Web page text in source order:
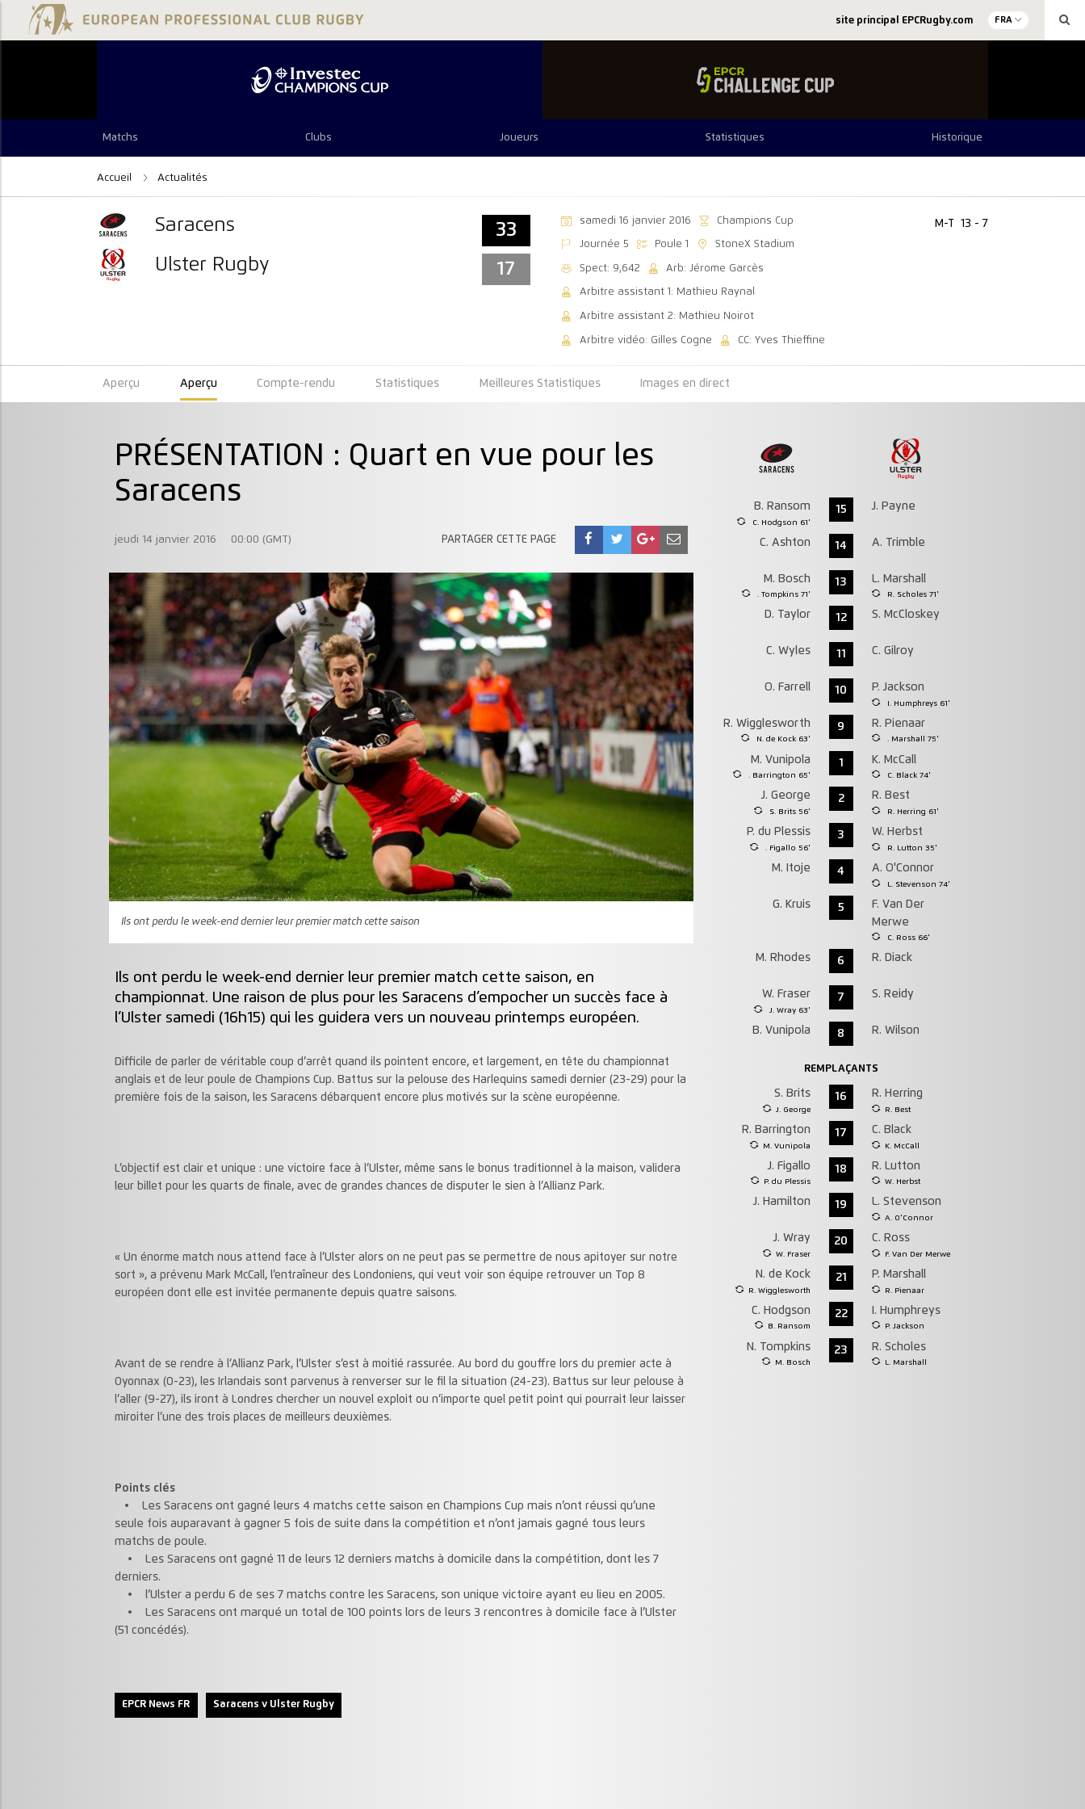
site principal EPCRugby.com FRA
Matchs Clubs Joueurs Statistiques Historique
Accueil Actualités
Saracens
Ulster Rugby
33
17
samedi 16 janvier 2016 Champions Cup
Journée 5 Poule 1 StoneX Stadium
Spect: 9,642 Arb: Jérome Garcès
Arbitre assistant 1: Mathieu Raynal
Arbitre assistant 2: Mathieu Noirot
Arbitre vidéo: Gilles Cogne CC: Yves Thieffine
M-T 13 - 7
Aperçu Aperçu Compte-rendu Statistiques Meilleures Statistiques Images en direct
PRÉSENTATION : Quart en vue pour les
Saracens
jeudi 14 janvier 2016 00:00 (GMT) PARTAGER CETTE PAGE
Ils ont perdu le week-end dernier leur premier match cette saison
Ils ont perdu le week-end dernier leur premier match cette saison, en
championnat. Une raison de plus pour les Saracens d’empocher un succès face à
l’Ulster samedi (16h15) qui les guidera vers un nouveau printemps européen.
Difficile de parler de véritable coup d’arrêt quand ils pointent encore, et largement, en tête du championnat
anglais et de leur poule de Champions Cup. Battus sur la pelouse des Harlequins samedi dernier (23-29) pour la
première fois de la saison, les Saracens débarquent encore plus motivés sur la scène européenne.
L’objectif est clair et unique : une victoire face à l’Ulster, même sans le bonus traditionnel à la maison, validera
leur billet pour les quarts de finale, avec de grandes chances de disputer le sien à l’Allianz Park.
« Un énorme match nous attend face à l’Ulster alors on ne peut pas se permettre de nous apitoyer sur notre
sort », a prévenu Mark McCall, l’entraîneur des Londoniens, qui veut voir son équipe retrouver un Top 8
européen dont elle est invitée permanente depuis quatre saisons.
Avant de se rendre à l’Allianz Park, l’Ulster s’est à moitié rassurée. Au bord du gouffre lors du premier acte à
Oyonnax (0-23), les Irlandais sont parvenus à renverser sur le fil la situation (24-23). Battus sur leur pelouse à
l’aller (9-27), ils iront à Londres chercher un nouvel exploit ou n’importe quel petit point qui pourrait leur laisser
miroiter l’une des trois places de meilleurs deuxièmes.
Points clés
• Les Saracens ont gagné leurs 4 matchs cette saison en Champions Cup mais n’ont réussi qu’une
seule fois auparavant à gagner 5 fois de suite dans la compétition et n’ont jamais gagné tous leurs
matchs de poule.
• Les Saracens ont gagné 11 de leurs 12 derniers matchs à domicile dans la compétition, dont les 7
derniers.
• l’Ulster a perdu 6 de ses 7 matchs contre les Saracens, son unique victoire ayant eu lieu en 2005.
• Les Saracens ont marqué un total de 100 points lors de leurs 3 rencontres à domicile face à l’Ulster
(51 concédés).
EPCR News FR Saracens v Ulster Rugby
B. Ransom
C. Hodgson 61'
15 J. Payne
C. Ashton 14 A. Trimble
M. Bosch
. Tompkins 71'
13 L. Marshall
R. Scholes 71'
D. Taylor 12 S. McCloskey
C. Wyles 11 C. Gilroy
O. Farrell 10 P. Jackson
I. Humphreys 61'
R. Wigglesworth
N. de Kock 63'
9 R. Pienaar
. Marshall 75'
M. Vunipola
. Barrington 65'
1 K. McCall
C. Black 74'
J. George
S. Brits 56'
2 R. Best
R. Herring 61'
P. du Plessis
. Figallo 56'
3 W. Herbst
R. Lutton 35'
M. Itoje 4 A. O'Connor
L. Stevenson 74'
G. Kruis 5
F. Van Der
Merwe
C. Ross 66'
M. Rhodes 6 R. Diack
W. Fraser
J. Wray 63'
7 S. Reidy
B. Vunipola 8 R. Wilson
REMPLAÇANTS
S. Brits
J. George
16 R. Herring
R. Best
R. Barrington
M. Vunipola
17 C. Black
K. McCall
J. Figallo
P. du Plessis
18 R. Lutton
W. Herbst
J. Hamilton 19 L. Stevenson
A. O'Connor
J. Wray
W. Fraser
20 C. Ross
F. Van Der Merwe
N. de Kock
R. Wigglesworth
21 P. Marshall
R. Pienaar
C. Hodgson
B. Ransom
22 I. Humphreys
P. Jackson
N. Tompkins
M. Bosch
23 R. Scholes
L. Marshall